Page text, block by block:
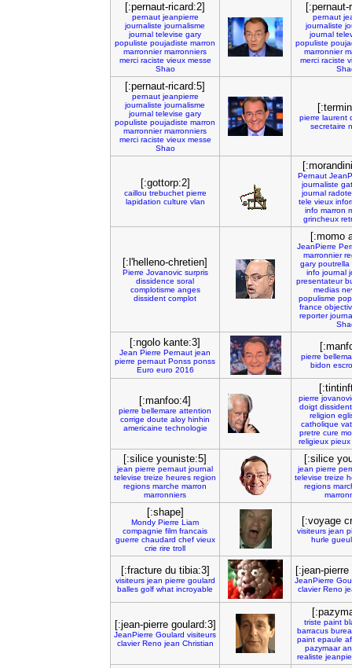
[:pernaut-ricard:2]
pernaut jeanpierre
journaliste journalisme
journal televise gary
populiste poujadiste marron
marronnier marronniers
merci raciste vieux messe
Shao
pernaut
journaliste
journal
populiste
marronnier
merci raciste
[:pernaut-ricard:5]
pernaut jeanpierre
journaliste journalisme
journal televise gary
populiste poujadiste marron
marronnier marronniers
merci raciste vieux messe
Shao
pierre laurent
secretaire
[:gottorp:2]
caillou trebuchet pierre
lapidation culture vlan
Pernaut
journaliste
journal
tele vieux
info marron
grincheux
[:l'helleno-chretien]
Pierre Jovanovic surpris
dissidence soral
complotisme anges
dissident complot
[:momo
JeanPierre
marronnier
gary poutrella
info journal
presentateur
medias
populisme
france
reporter
[:ngolo kante:3]
Jean Pierre Pernaut jean
pierre pernaut Ponss ponss
Euro euro 2016
pierre
bidon
[:manfoo:4]
pierre bellemare attention
corrige doute aloy hinhin
americaine technologie
pierre
doigt dissident
religion
catholique
pretre cure
religieux pieux
[:silice youniste:5]
jean pierre pernaut journal
televise treize heures region
regions marche marron
marronniers
[:silice
jean pierre
televise treize
regions
[:shape]
Mondy Pierre Liam
compagnie film francais
guerre chaudard chef vieux
crie rire troll
[:voyage
visiteurs jean
hurle
[:fracture du tibia:3]
visiteurs jean pierre goulard
balles golf what incroyable
[:jean-
JeanPierre
clavier Reno
[:jean-pierre goulard:3]
JeanPierre Goulard visiteurs
clavier Reno jean Christian
triste paint
barracus
paint epaule
pazymaar
realiste